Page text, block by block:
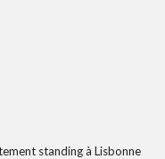
standing à Lisbonne